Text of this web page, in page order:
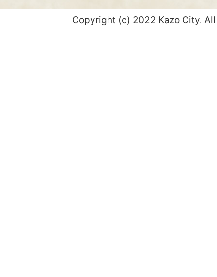
Copyright (c) 2022 Kazo City.